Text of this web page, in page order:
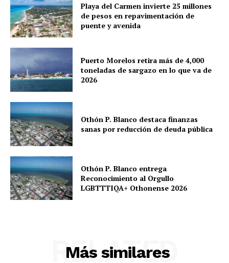
Playa del Carmen invierte 25 millones
de pesos en repavimentación de
puente y avenida
Puerto Morelos retira más de 4,000
toneladas de sargazo en lo que va de
2026
Othón P. Blanco destaca finanzas
sanas por reducción de deuda pública
Othón P. Blanco entrega
Reconocimiento al Orgullo
LGBTTTIQA+ Othonense 2026
Más similares
RELATED